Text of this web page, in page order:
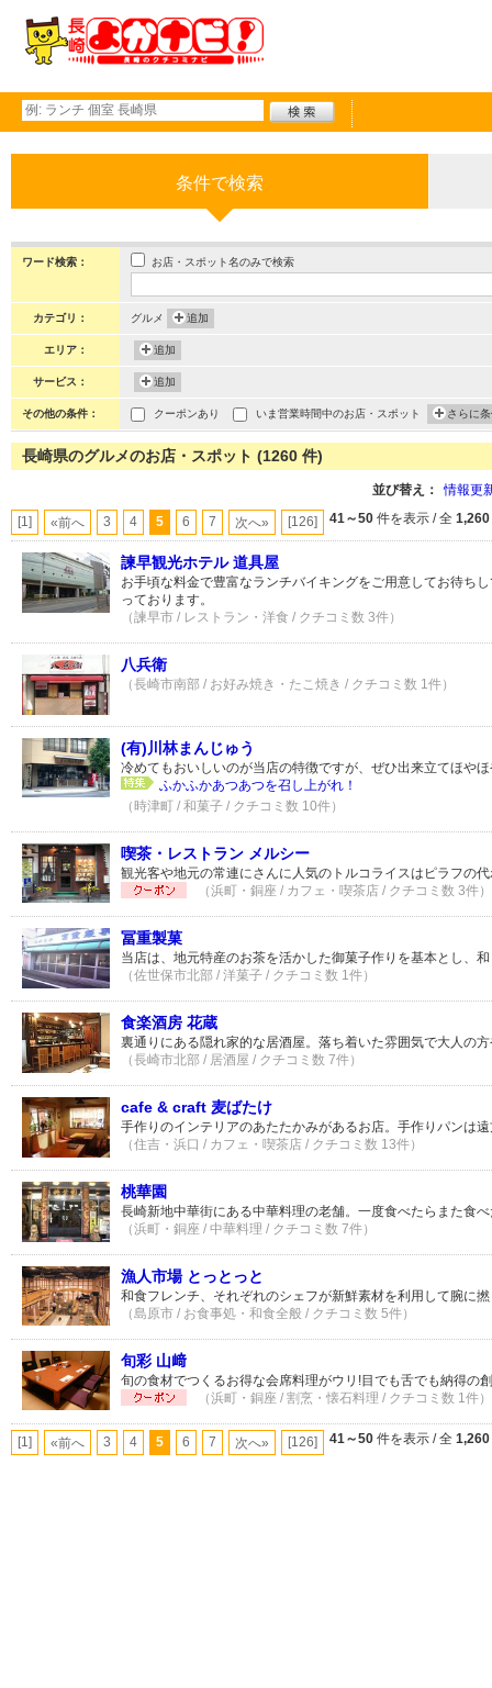
条件で検索
ワード検索： お店・スポット名のみで検索
カテゴリ： グルメ 追加
エリア： 追加
サービス： 追加
その他の条件： クーポンあり いま営業時間中のお店・スポット さらに
長崎県のグルメのお店・スポット (1260 件)
並び替え： 情報更
[1] «前へ 3 4 5 6 7 次へ» [126] 41～50 件を表示 / 全 1,260
諫早観光ホテル 道具屋
お手頃な料金で豊富なランチバイキングをご用意してお待ち
っております。
（諫早市 / レストラン・洋食 / クチコミ数 3件）
八兵衛
（長崎市南部 / お好み焼き・たこ焼き / クチコミ数 1件）
(有)川林まんじゅう
冷めてもおいしいのが当店の特徴ですが、ぜひ出来立てほや
ふかふかあつあつを召し上がれ！
（時津町 / 和菓子 / クチコミ数 10件）
喫茶・レストラン メルシー
観光客や地元の常連にさんに人気のトルコライスはピラフの
（浜町・銅座 / カフェ・喫茶店 / クチコミ数 3件）
冨重製菓
当店は、地元特産のお茶を活かした御菓子作りを基本とし、
（佐世保市北部 / 洋菓子 / クチコミ数 1件）
食楽酒房 花蔵
裏通りにある隠れ家的な居酒屋。落ち着いた雰囲気で大人の
（長崎市北部 / 居酒屋 / クチコミ数 7件）
cafe & craft 麦ばたけ
手作りのインテリアのあたたかみがあるお店。手作りパンは
（住吉・浜口 / カフェ・喫茶店 / クチコミ数 13件）
桃華園
長崎新地中華街にある中華料理の老舗。一度食べたらまた食
（浜町・銅座 / 中華料理 / クチコミ数 7件）
漁人市場 とっとっと
和食フレンチ、それぞれのシェフが新鮮素材を利用して腕に
（島原市 / お食事処・和食全般 / クチコミ数 5件）
旬彩 山﨑
旬の食材でつくるお得な会席料理がウリ!目でも舌でも納得の
（浜町・銅座 / 割烹・懐石料理 / クチコミ数 1件）
[1] «前へ 3 4 5 6 7 次へ» [126] 41～50 件を表示 / 全 1,260